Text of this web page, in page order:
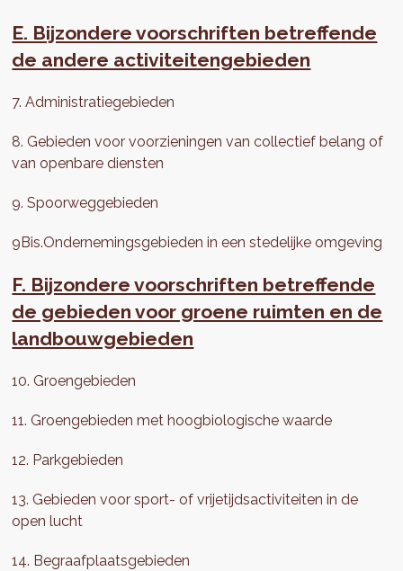
E. Bijzondere voorschriften betreffende
de andere activiteitengebieden
7. Administratiegebieden
8. Gebieden voor voorzieningen van collectief belang of
van openbare diensten
9. Spoorweggebieden
9Bis.Ondernemingsgebieden in een stedelijke omgeving
F. Bijzondere voorschriften betreffende
de gebieden voor groene ruimten en de
landbouwgebieden
10. Groengebieden
11. Groengebieden met hoogbiologische waarde
12. Parkgebieden
13. Gebieden voor sport- of vrijetijdsactiviteiten in de
open lucht
14. Begraafplaatsgebieden